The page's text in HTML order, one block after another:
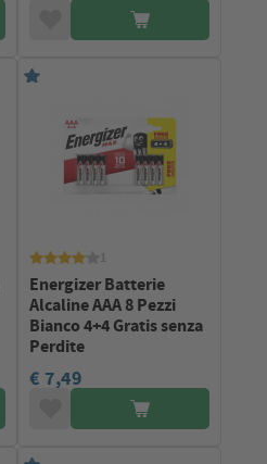
Energizer Batterie
Alcaline AAA 8 Pezzi
Bianco 4+4 Gratis senza
Perdite
€ 7,49